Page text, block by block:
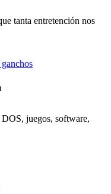
tanta entretención nos
juegos, software,